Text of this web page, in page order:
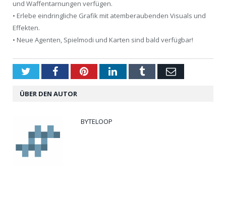
und Waffentarnungen verfügen.
• Erlebe eindringliche Grafik mit atemberaubenden Visuals und
Effekten.
• Neue Agenten, Spielmodi und Karten sind bald verfügbar!
TwitterFacebookPinterestLinkedInTumblrEmail
ÜBER DEN AUTOR
BYTELOOP